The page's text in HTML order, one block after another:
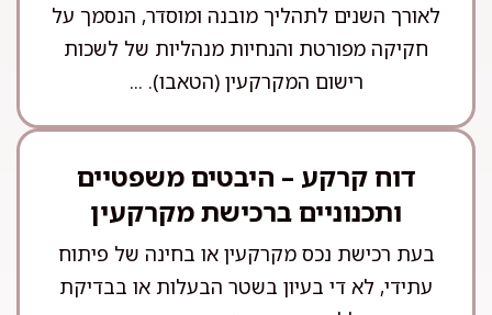
לאורך השנים לתהליך מובנה ומוסדר, הנסמך על
חקיקה מפורטת והנחיות מנהליות של לשכות
רישום המקרקעין (הטאבו). ...
דוח קרקע – היבטים משפטיים
ותכנוניים ברכישת מקרקעין
בעת רכישת נכס מקרקעין או בחינה של פיתוח
עתידי, לא די בעיון בשטר הבעלות או בבדיקת